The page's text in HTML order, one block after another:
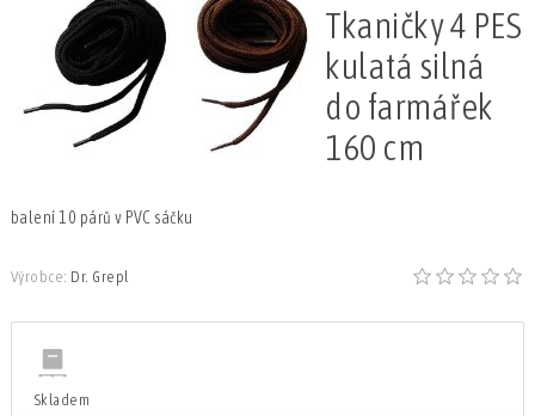
Tkaničky 4 PES
kulatá silná
do farmářek
160 cm
balení 10 párů v PVC sáčku
Výrobce: Dr. Grepl
Skladem